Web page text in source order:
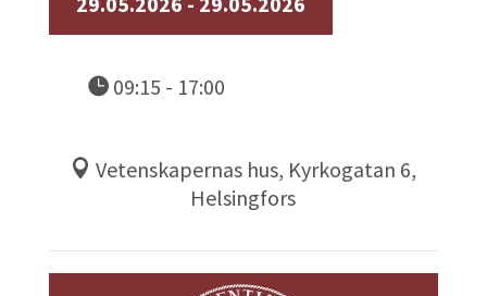
09:15 - 17:00
Vetenskapernas hus, Kyrkogatan 6,
Helsingfors